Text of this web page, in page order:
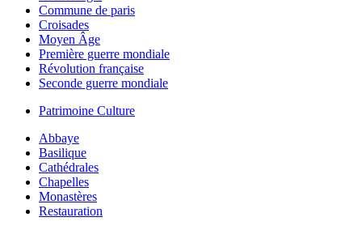
Commune de paris
Croisades
Moyen Âge
Première guerre mondiale
Révolution française
Seconde guerre mondiale
Patrimoine Culture
Abbaye
Basilique
Cathédrales
Chapelles
Monastères
Restauration